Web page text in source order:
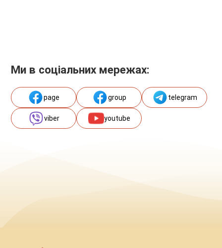
Ми в соціальних мережах:
page group telegram
viber youtube